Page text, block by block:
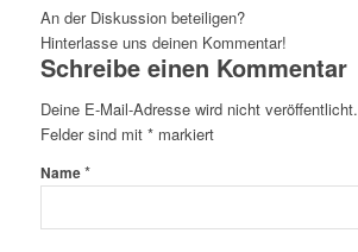
An der Diskussion beteiligen?
Hinterlasse uns deinen Kommentar!
Schreibe einen Kommentar
Deine E-Mail-Adresse wird nicht veröffentlicht.
Felder sind mit *markiert
Name*